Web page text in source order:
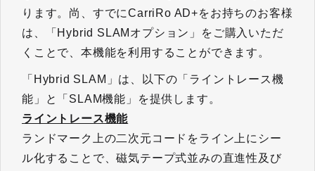
ります。尚、すでにCarriRo AD+をお持ちのお客様
は、「Hybrid SLAMオプション」をご購入いただ
くことで、本機能を利用することができます。
「Hybrid SLAM」は、以下の「ライントレース機
能」と「SLAM機能」を提供します。
ライントレース機能​​​​​​​
ランドマーク上の二次元コードをライン上にシー
ル化することで、磁気テープ式並みの直進性及び